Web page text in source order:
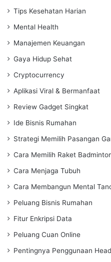
Tips Kesehatan Harian
Mental Health
Manajemen Keuangan
Gaya Hidup Sehat
Cryptocurrency
Aplikasi Viral & Bermanfaat
Review Gadget Singkat
Ide Bisnis Rumahan
Strategi Memilih Pasangan
Cara Memilih Raket
Cara Menjaga Tubuh
Cara Membangun Mental
Peluang Bisnis Rumahan
Fitur Enkripsi Data
Peluang Cuan Online
Pentingnya Penggunaan